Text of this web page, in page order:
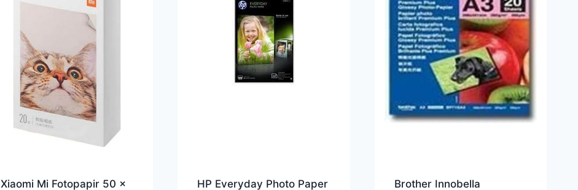
Xiaomi Mi Fotopapir 50 x HP Everyday Photo Paper Brother Innobella